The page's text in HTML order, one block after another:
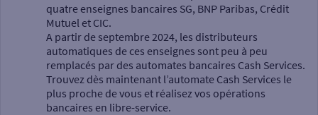
Un service
quatre enseignes bancaires SG, BNP Paribas, Crédit
Mutuel et CIC.
A partir de septembre 2024, les distributeurs
automatiques de ces enseignes sont peu à peu
remplacés par des automates bancaires Cash Services.
Trouvez dès maintenant l’automate Cash Services le
plus proche de vous et réalisez vos opérations
bancaires en libre-service.